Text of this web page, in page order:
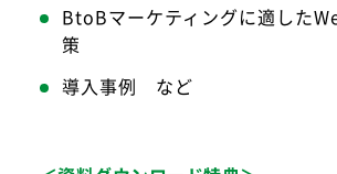
BtoBマーケティングに適した
策
導入事例 など